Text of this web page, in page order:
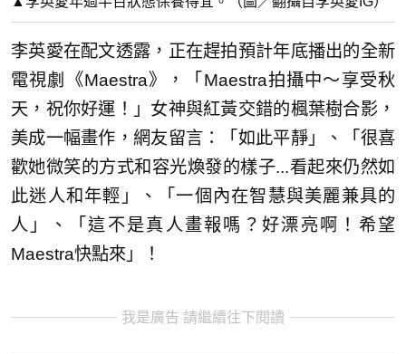
李英愛在配文透露，正在趕拍預計年底播出的全新
電視劇《Maestra》，「Maestra拍攝中～享受秋
天，祝你好運！」女神與紅黃交錯的楓葉樹合影，
美成一幅畫作，網友留言：「如此平靜」、「很喜
歡她微笑的方式和容光煥發的樣子...看起來仍然如
此迷人和年輕」、「一個內在智慧與美麗兼具的
人」、「這不是真人畫報嗎？好漂亮啊！希望
Maestra快點來」！
我是廣告 請繼續往下閱讀